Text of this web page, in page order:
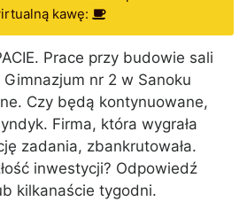
kawę:
Prace przy budowie sali
nr 2 w Sanoku
Czy będą kontynuowane,
Firma, która wygrała
zadania, zbankrutowała.
inwestycji? Odpowiedź
kilkanaście tygodni.